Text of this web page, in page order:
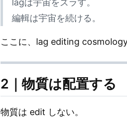
lagは宇宙をズラす。
編輯は宇宙を続ける。
ここに、lag editing
2｜物質は配置する
物質は edit しない。